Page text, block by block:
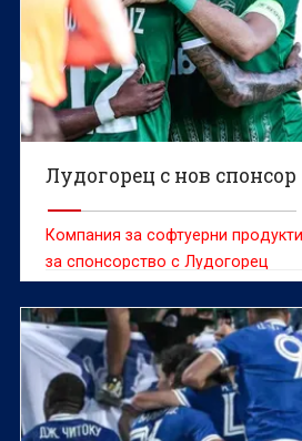
Лудогорец с нов спонсор
Компания за софтуерни
за спонсорство с Лудогорец